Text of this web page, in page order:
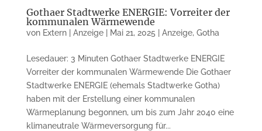
Gothaer Stadtwerke ENERGIE: Vorreiter der
kommunalen Wärmewende
von Extern | Anzeige| Mai 21, 2025 | Anzeige, Gotha
Lesedauer: 3 Minuten Gothaer Stadtwerke ENERGIE
Vorreiter der kommunalen Wärmewende Die Gothaer
Stadtwerke ENERGIE (ehemals Stadtwerke Gotha)
haben mit der Erstellung einer kommunalen
Wärmeplanung begonnen, um bis zum Jahr 2040 eine
klimaneutrale Wärmeversorgung für...